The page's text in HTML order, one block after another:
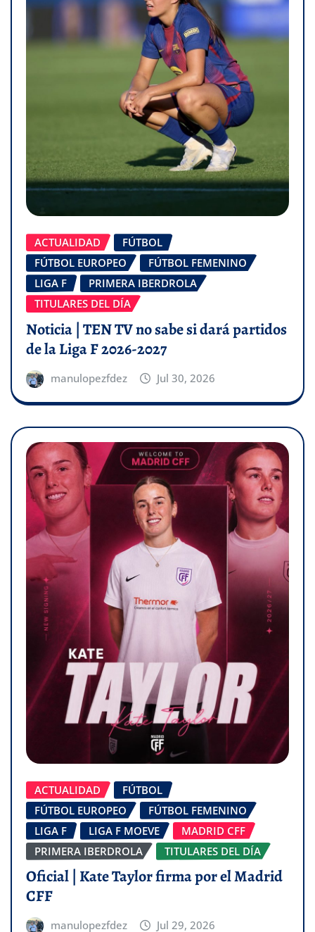
ACTUALIDAD
FÚTBOL
FÚTBOL EUROPEO
FÚTBOL FEMENINO
LIGA F
PRIMERA IBERDROLA
TITULARES DEL DÍA
Noticia | TEN TV no sabe si dará partidos
de la Liga F 2026-2027
manulopezfdez Jul 30, 2026
ACTUALIDAD
FÚTBOL
FÚTBOL EUROPEO
FÚTBOL FEMENINO
LIGA F
LIGA F MOEVE
MADRID CFF
PRIMERA IBERDROLA
TITULARES DEL DÍA
Oficial | Kate Taylor firma por el Madrid
CFF
manulopezfdez Jul 29, 2026